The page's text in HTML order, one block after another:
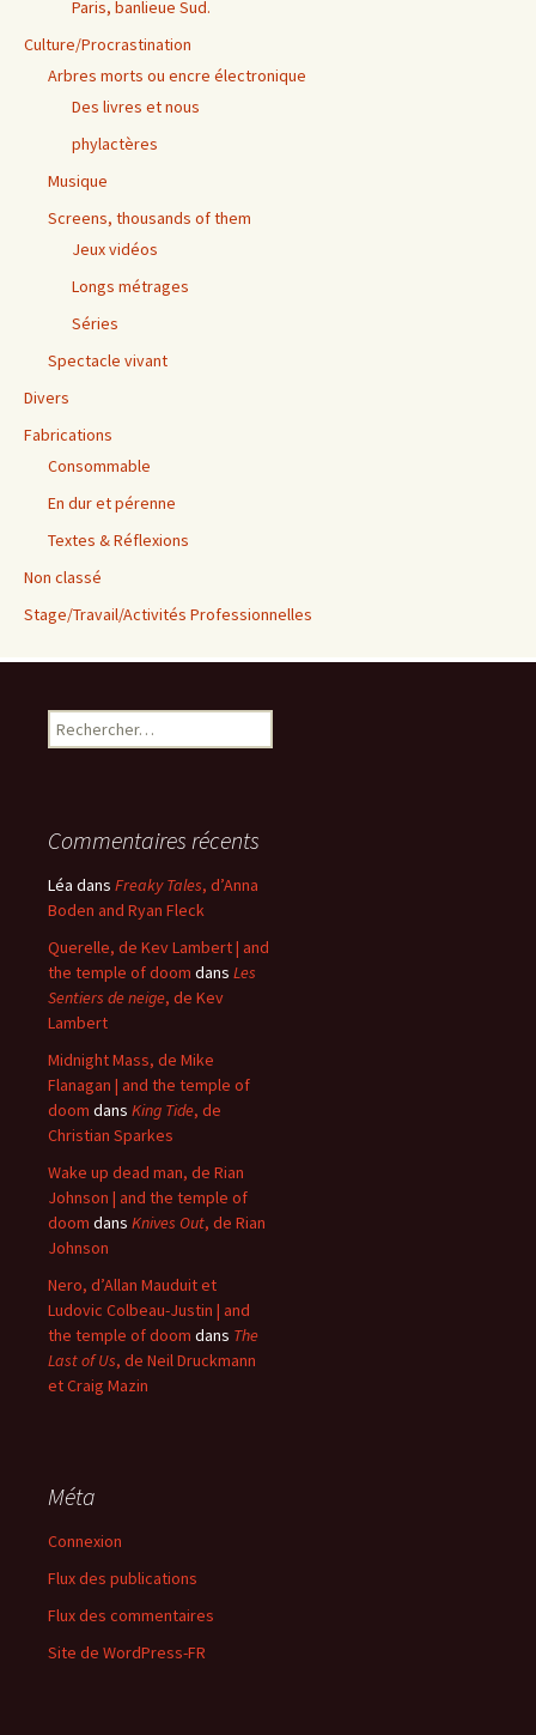
Paris, banlieue Sud.
Culture/Procrastination
Arbres morts ou encre électronique
Des livres et nous
phylactères
Musique
Screens, thousands of them
Jeux vidéos
Longs métrages
Séries
Spectacle vivant
Divers
Fabrications
Consommable
En dur et pérenne
Textes & Réflexions
Non classé
Stage/Travail/Activités Professionnelles
Rechercher :
Commentaires récents
Léa dans Freaky Tales, d’Anna
Boden and Ryan Fleck
Querelle, de Kev Lambert | and
the temple of doom dans Les
Sentiers de neige, de Kev
Lambert
Midnight Mass, de Mike
Flanagan | and the temple of
doom dans King Tide, de
Christian Sparkes
Wake up dead man, de Rian
Johnson | and the temple of
doom dans Knives Out, de Rian
Johnson
Nero, d’Allan Mauduit et
Ludovic Colbeau-Justin | and
the temple of doom dans The
Last of Us, de Neil Druckmann
et Craig Mazin
Méta
Connexion
Flux des publications
Flux des commentaires
Site de WordPress-FR